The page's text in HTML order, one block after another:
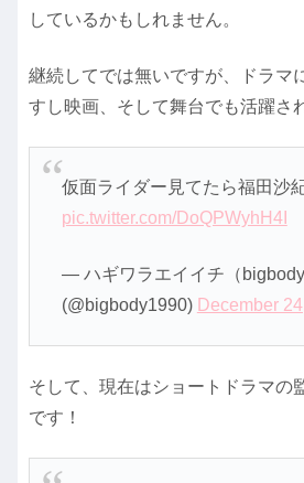
しているかもしれません。
継続してでは無いですが、ドラマ
すし映画、そして舞台でも活躍さ
仮面ライダー見てたら福田沙
pic.twitter.com/DoQPWyhH4I
— ハギワラエイイチ（
(@bigbody1990) December
そして、現在はショートドラマの
です！